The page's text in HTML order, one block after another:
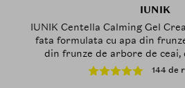
IUNIK
IUNIK Centella Calming Gel Cream 60 ml - Crema de
fata formulata cu apa din
din frunze de arbore de
calmarea pielii sensibile si la
stresate sau predispusa la
144 de